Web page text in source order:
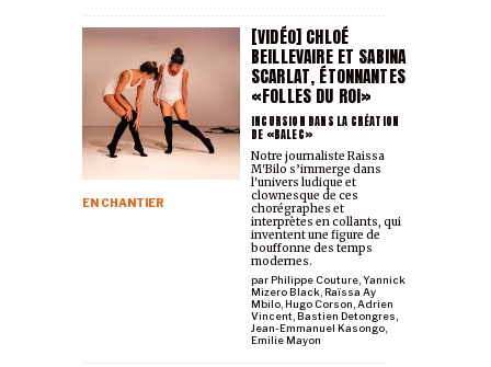
[VIDÉO] CHLOÉ
BEILLEVAIRE ET SABINA
SCARLAT, ÉTONNANTES
«FOLLES DU ROI»
INCURSION DANS LA CRÉATION
DE «BALEC»
EN CHANTIER
parPhilippe Couture Yannick
Mizero Black Raïssa Ay
Mbilo Hugo Corson Adrien
Vincent Bastien Detongres
Jean-Emmanuel Kasongo
Emilie Mayon
Notre journaliste Raissa
M'Bilo s’immerge dans
l'univers ludique et
clownesque de ces
chorégraphes et
interprètes en collants, qui
inventent une figure de
bouffonne des temps
modernes.